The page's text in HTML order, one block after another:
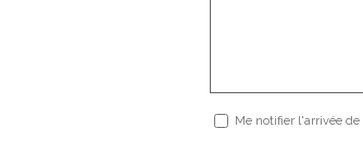
Me notifier l'arrivée